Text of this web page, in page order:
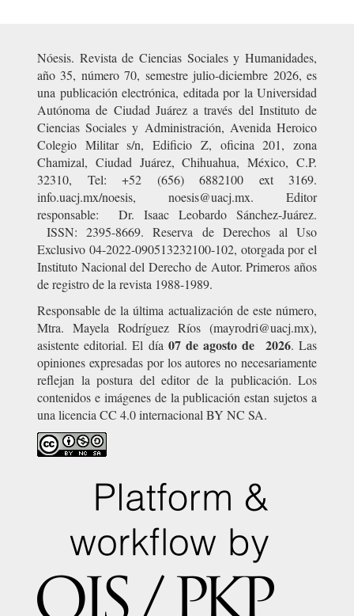
Nóesis. Revista de Ciencias Sociales y Humanidades,
año 35, número 70, semestre julio-diciembre 2026, es
una publicación electrónica, editada por la Universidad
Autónoma de Ciudad Juárez a través del Instituto de
Ciencias Sociales y Administración, Avenida Heroico
Colegio Militar s/n, Edificio Z, oficina 201, zona
Chamizal, Ciudad Juárez, Chihuahua, México, C.P.
32310, Tel: +52 (656) 6882100 ext 3169.
info.uacj.mx/noesis, noesis@uacj.mx. Editor
responsable: Dr. Isaac Leobardo Sánchez-Juárez.
ISSN: 2395-8669. Reserva de Derechos al Uso
Exclusivo 04-2022-090513232100-102, otorgada por el
Instituto Nacional del Derecho de Autor. Primeros años
de registro de la revista 1988-1989.
Responsable de la última actualización de este número,
Mtra. Mayela Rodríguez Ríos (mayrodri@uacj.mx),
asistente editorial. El día 07 de agosto de 2026. Las
opiniones expresadas por los autores no necesariamente
reflejan la postura del editor de la publicación. Los
contenidos e imágenes de la publicación estan sujetos a
una licencia CC 4.0 internacional BY NC SA.